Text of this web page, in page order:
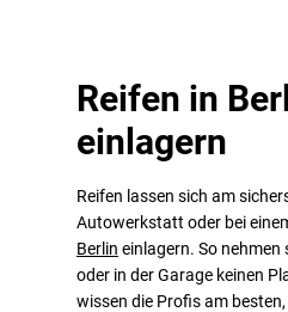
Reifen in
einlagern
Reifen lassen sich am
Autowerkstatt oder bei
Berlin einlagern. So nehmen
oder in der Garage keinen
wissen die Profis am